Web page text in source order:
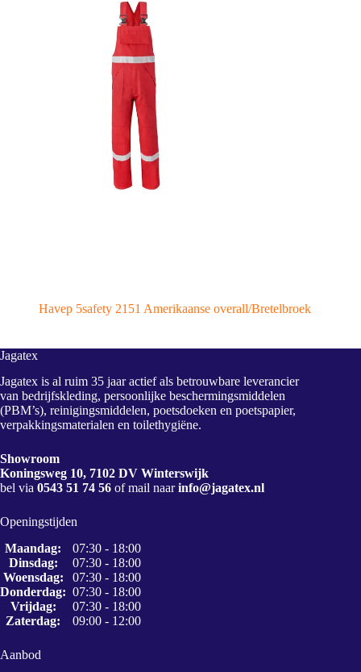
Havep 5safety 2151 Amerikaanse overall/Bretelbroek
Jagatex
Jagatex is al ruim 35 jaar actief als betrouwbare leverancier
van bedrijfskleding, persoonlijke beschermingsmiddelen
(PBM’s), reinigingsmiddelen, poetsdoeken en poetspapier,
verpakkingsmaterialen en toilethygiëne.
Showroom
Koningsweg 10, 7102 DV Winterswijk
bel via 0543 51 74 56 of mail naarinfo@jagatex.nl
Openingstijden
Maandag:
07:30 - 18:00
Dinsdag:
07:30 - 18:00
Woensdag:
07:30 - 18:00
Donderdag: 07:30 - 18:00
Vrijdag:
07:30 - 18:00
Zaterdag:
09:00 - 12:00
Aanbod